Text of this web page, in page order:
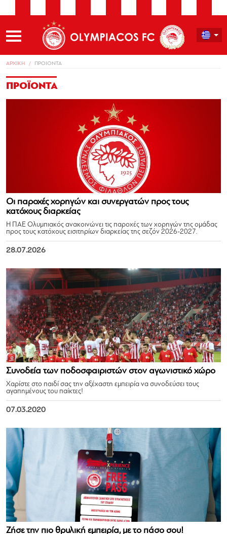
ΑΡΧΙΚΗ ΠΡΟΙΟΝΤΑ
ΠΡΟΪΟΝΤΑ
Οι παροχές χορηγών και συνεργατών προς τους
κατόχους διαρκείας
Η ΠΑΕ Ολυμπιακός ανακοινώνει τις παροχές των χορηγών της ομάδας
προς τους κατόχους εισιτηρίων διαρκείας της σεζόν 2026-2027.
28.07.2026
Συνοδεία των ποδοσφαιριστών στον αγωνιστικό χώρο
Χαρίστε στο παιδί σας την αξέχαστη εμπειρία να συνοδεύσει τους
αγαπημένους του παίκτες!
07.03.2020
Ζήσε την πιο θρυλική εμπειρία, με το πάσο σου!